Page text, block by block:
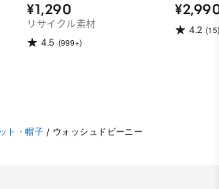
¥1,290
リサイクル素材
4.5 (999+)
4.2 (15)
ト・帽子 / ウォッシュドビーニー